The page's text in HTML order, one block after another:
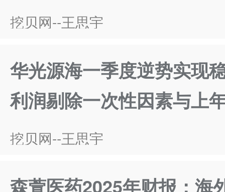
挖贝网--王思宇
华光源海一季度逆势实现
利润剔除一次性因素与上
挖贝网--王思宇
森萱医药2025年财报：海